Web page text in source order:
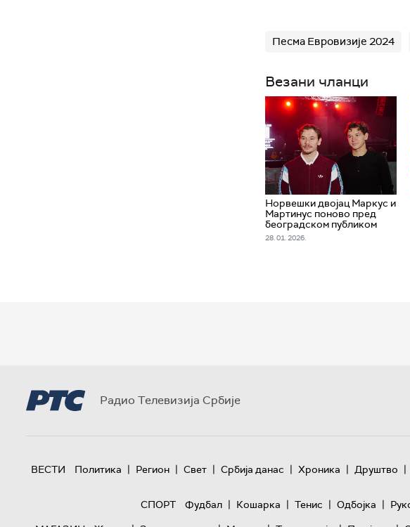
Песма Евровизије 2024
Везани чланци
Норвешки двојац Маркус и
Мартинус поново пред
београдском публиком
28. 01. 2026.
Радио Телевизија Србије
ВЕСТИ Политика | Регион | Свет | Србија данас | Хроника | Друштво |
СПОРТ
Фудбал | Кошарка | Тенис | Одбојка |